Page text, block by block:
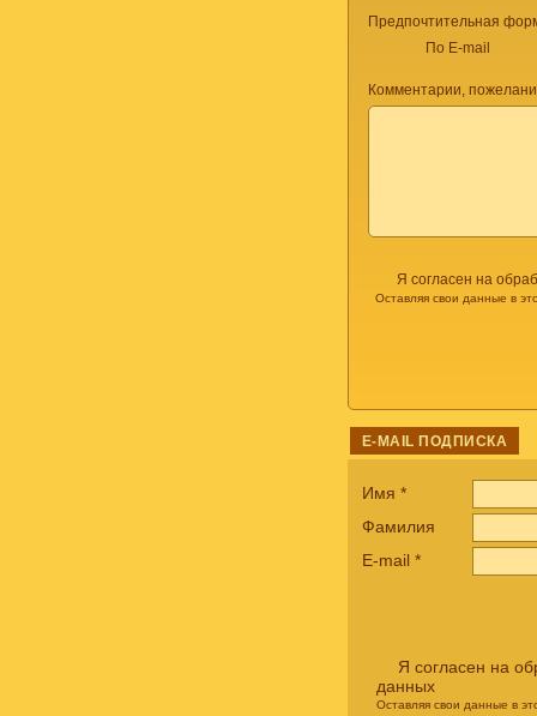
Предпочтительная
По E-mail
Комментарии,
Я согласен на
Оставляя свои данные в
E-MAIL ПОДПИСКА
Имя *
Фамилия
E-mail *
Я согласен на
данных
Оставляя свои данные в